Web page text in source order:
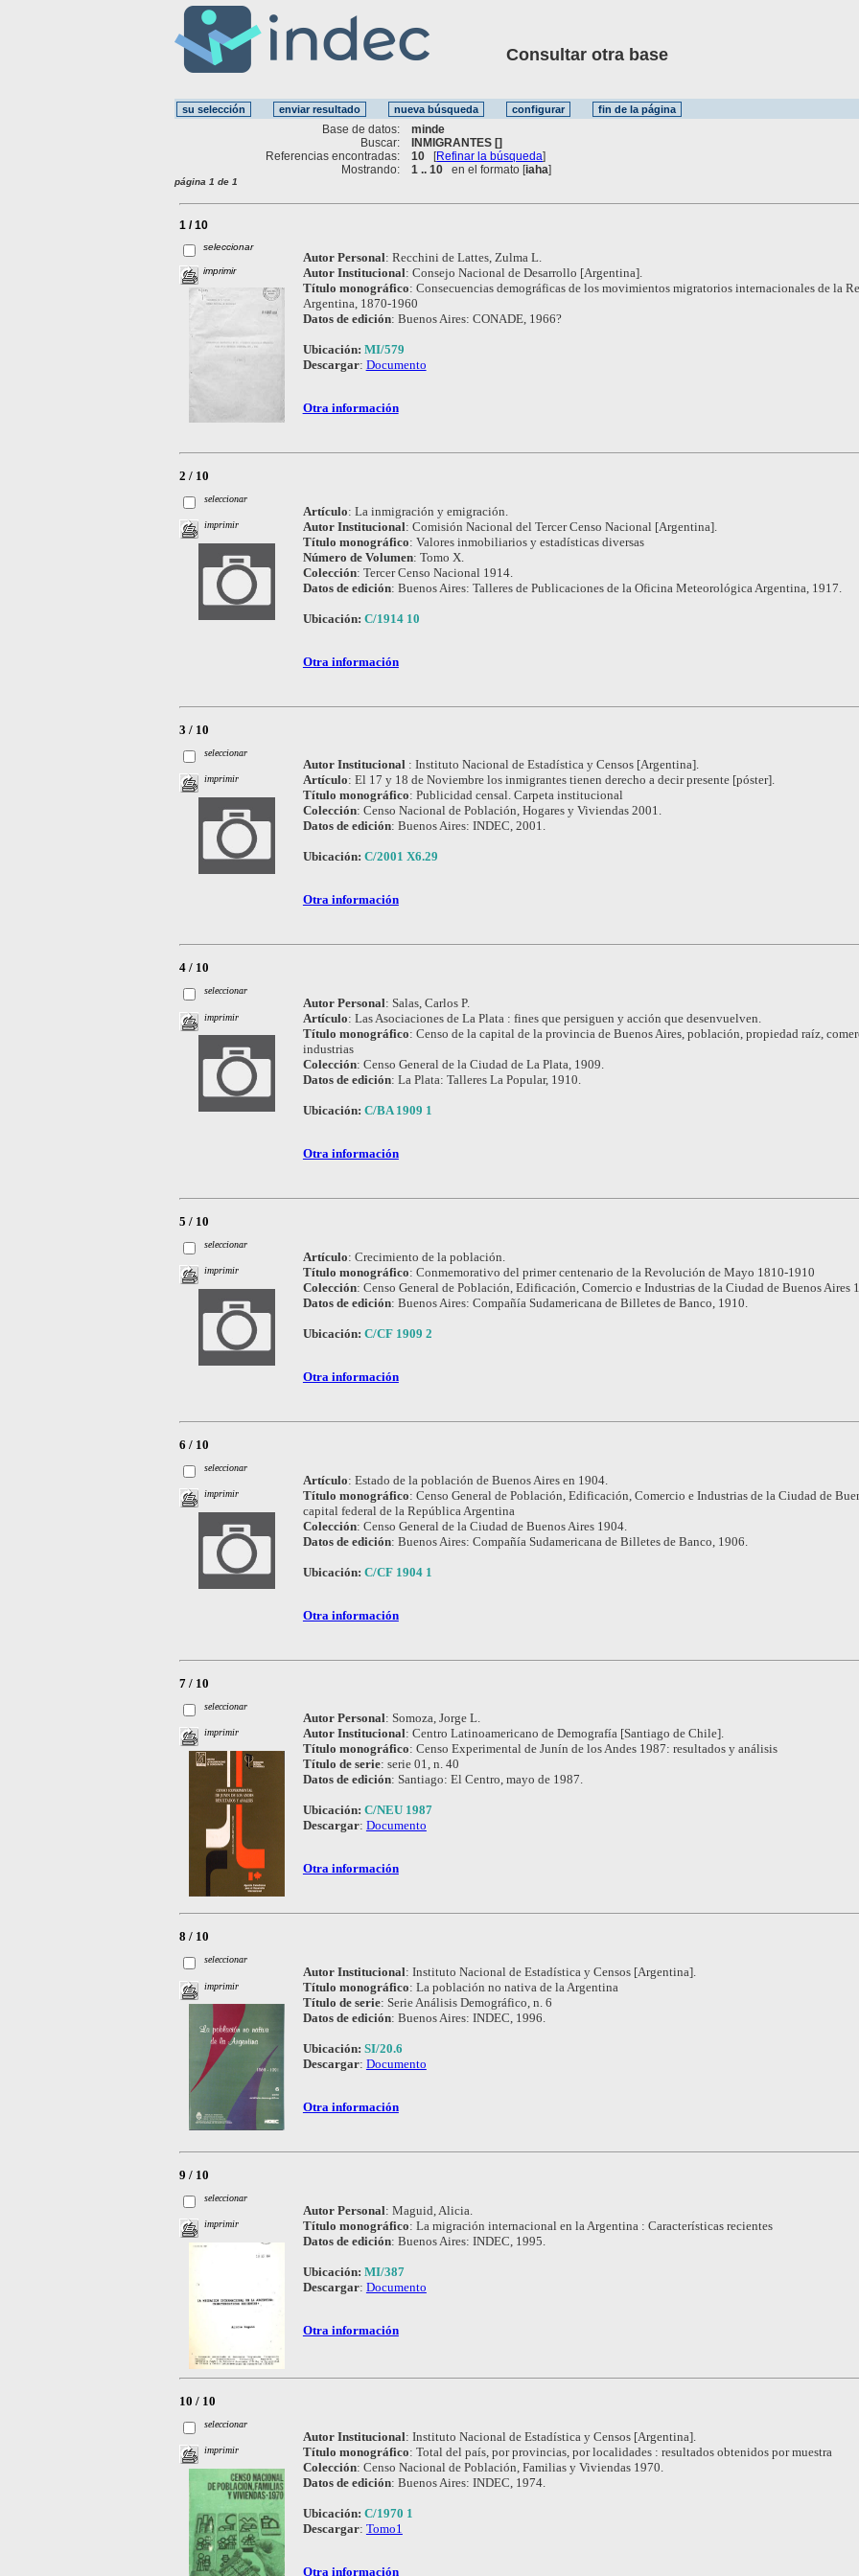
Consultar otra base
Base de datos:
minde
Buscar:
INMIGRANTES []
Referencias encontradas:
10 [Refinar la búsqueda]
Mostrando:
1 .. 10 en el formato [iaha]
página 1 de 1
1 / 10
seleccionar
imprimir
Autor Personal: Recchini de Lattes, Zulma L.
Autor Institucional: Consejo Nacional de Desarrollo [Argentina].
Título monográfico: Consecuencias demográficas de los movimientos migratorios internacionales de la
Argentina, 1870-1960
Datos de edición: Buenos Aires: CONADE, 1966?
Ubicación: MI/579
Descargar: Documento
Otra información
2 / 10
seleccionar
imprimir
Artículo: La inmigración y emigración.
Autor Institucional: Comisión Nacional del Tercer Censo Nacional [Argentina].
Título monográfico: Valores inmobiliarios y estadísticas diversas
Número de Volumen: Tomo X.
Colección: Tercer Censo Nacional 1914.
Datos de edición: Buenos Aires: Talleres de Publicaciones de la Oficina Meteorológica Argentina, 1917.
Ubicación: C/1914 10
Otra información
3 / 10
seleccionar
imprimir
Autor Institucional : Instituto Nacional de Estadística y Censos [Argentina].
Artículo: El 17 y 18 de Noviembre los inmigrantes tienen derecho a decir presente [póster].
Título monográfico: Publicidad censal. Carpeta institucional
Colección: Censo Nacional de Población, Hogares y Viviendas 2001.
Datos de edición: Buenos Aires: INDEC, 2001.
Ubicación: C/2001 X6.29
Otra información
4 / 10
seleccionar
imprimir
Autor Personal: Salas, Carlos P.
Artículo: Las Asociaciones de La Plata : fines que persiguen y acción que desenvuelven.
Título monográfico: Censo de la capital de la provincia de Buenos Aires, población, propiedad raíz,
industrias
Colección: Censo General de la Ciudad de La Plata, 1909.
Datos de edición: La Plata: Talleres La Popular, 1910.
Ubicación: C/BA 1909 1
Otra información
5 / 10
seleccionar
imprimir
Artículo: Crecimiento de la población.
Título monográfico: Conmemorativo del primer centenario de la Revolución de Mayo 1810-1910
Colección: Censo General de Población, Edificación, Comercio e Industrias de la Ciudad de Buenos Aires
Datos de edición: Buenos Aires: Compañía Sudamericana de Billetes de Banco, 1910.
Ubicación: C/CF 1909 2
Otra información
6 / 10
seleccionar
imprimir
Artículo: Estado de la población de Buenos Aires en 1904.
Título monográfico: Censo General de Población, Edificación, Comercio e Industrias de la Ciudad de
capital federal de la República Argentina
Colección: Censo General de la Ciudad de Buenos Aires 1904.
Datos de edición: Buenos Aires: Compañía Sudamericana de Billetes de Banco, 1906.
Ubicación: C/CF 1904 1
Otra información
7 / 10
seleccionar
imprimir
Autor Personal: Somoza, Jorge L.
Autor Institucional: Centro Latinoamericano de Demografía [Santiago de Chile].
Título monográfico: Censo Experimental de Junín de los Andes 1987: resultados y análisis
Título de serie: serie 01, n. 40
Datos de edición: Santiago: El Centro, mayo de 1987.
Ubicación: C/NEU 1987
Descargar: Documento
Otra información
8 / 10
seleccionar
imprimir
Autor Institucional: Instituto Nacional de Estadística y Censos [Argentina].
Título monográfico: La población no nativa de la Argentina
Título de serie: Serie Análisis Demográfico, n. 6
Datos de edición: Buenos Aires: INDEC, 1996.
Ubicación: SI/20.6
Descargar: Documento
Otra información
9 / 10
seleccionar
imprimir
Autor Personal: Maguid, Alicia.
Título monográfico: La migración internacional en la Argentina : Características recientes
Datos de edición: Buenos Aires: INDEC, 1995.
Ubicación: MI/387
Descargar: Documento
Otra información
10 / 10
seleccionar
imprimir
Autor Institucional: Instituto Nacional de Estadística y Censos [Argentina].
Título monográfico: Total del país, por provincias, por localidades : resultados obtenidos por muestra
Colección: Censo Nacional de Población, Familias y Viviendas 1970.
Datos de edición: Buenos Aires: INDEC, 1974.
Ubicación: C/1970 1
Descargar: Tomo1
Otra información